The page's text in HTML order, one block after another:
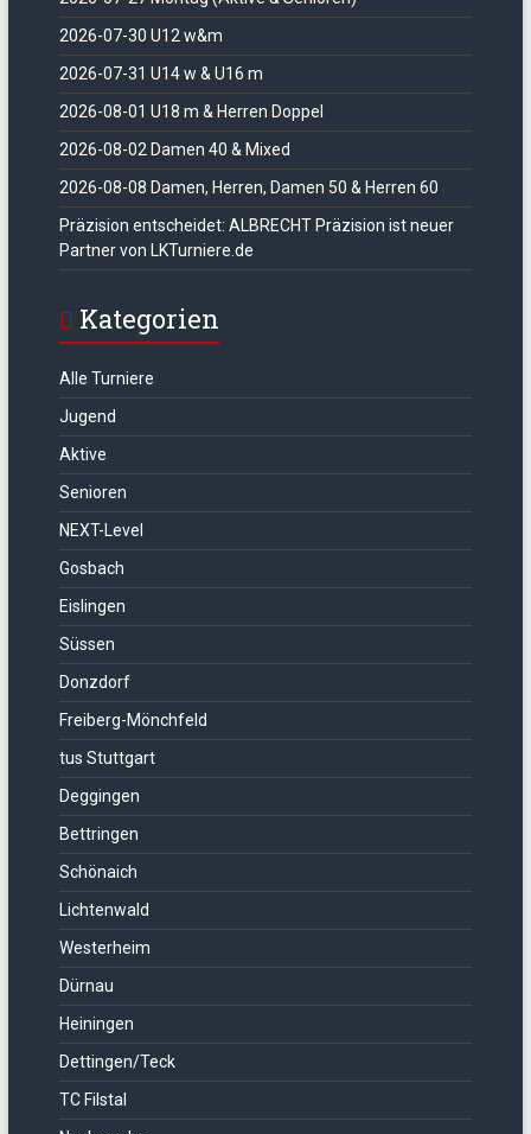
2026-07-30 U12 w&m
2026-07-31 U14 w & U16 m
2026-08-01 U18 m & Herren Doppel
2026-08-02 Damen 40 & Mixed
2026-08-08 Damen, Herren, Damen 50 & Herren 60
Präzision entscheidet: ALBRECHT Präzision ist neuer
Partner von LKTurniere.de
Kategorien
Alle Turniere
Jugend
Aktive
Senioren
NEXT-Level
Gosbach
Eislingen
Süssen
Donzdorf
Freiberg-Mönchfeld
tus Stuttgart
Deggingen
Bettringen
Schönaich
Lichtenwald
Westerheim
Dürnau
Heiningen
Dettingen/Teck
TC Filstal